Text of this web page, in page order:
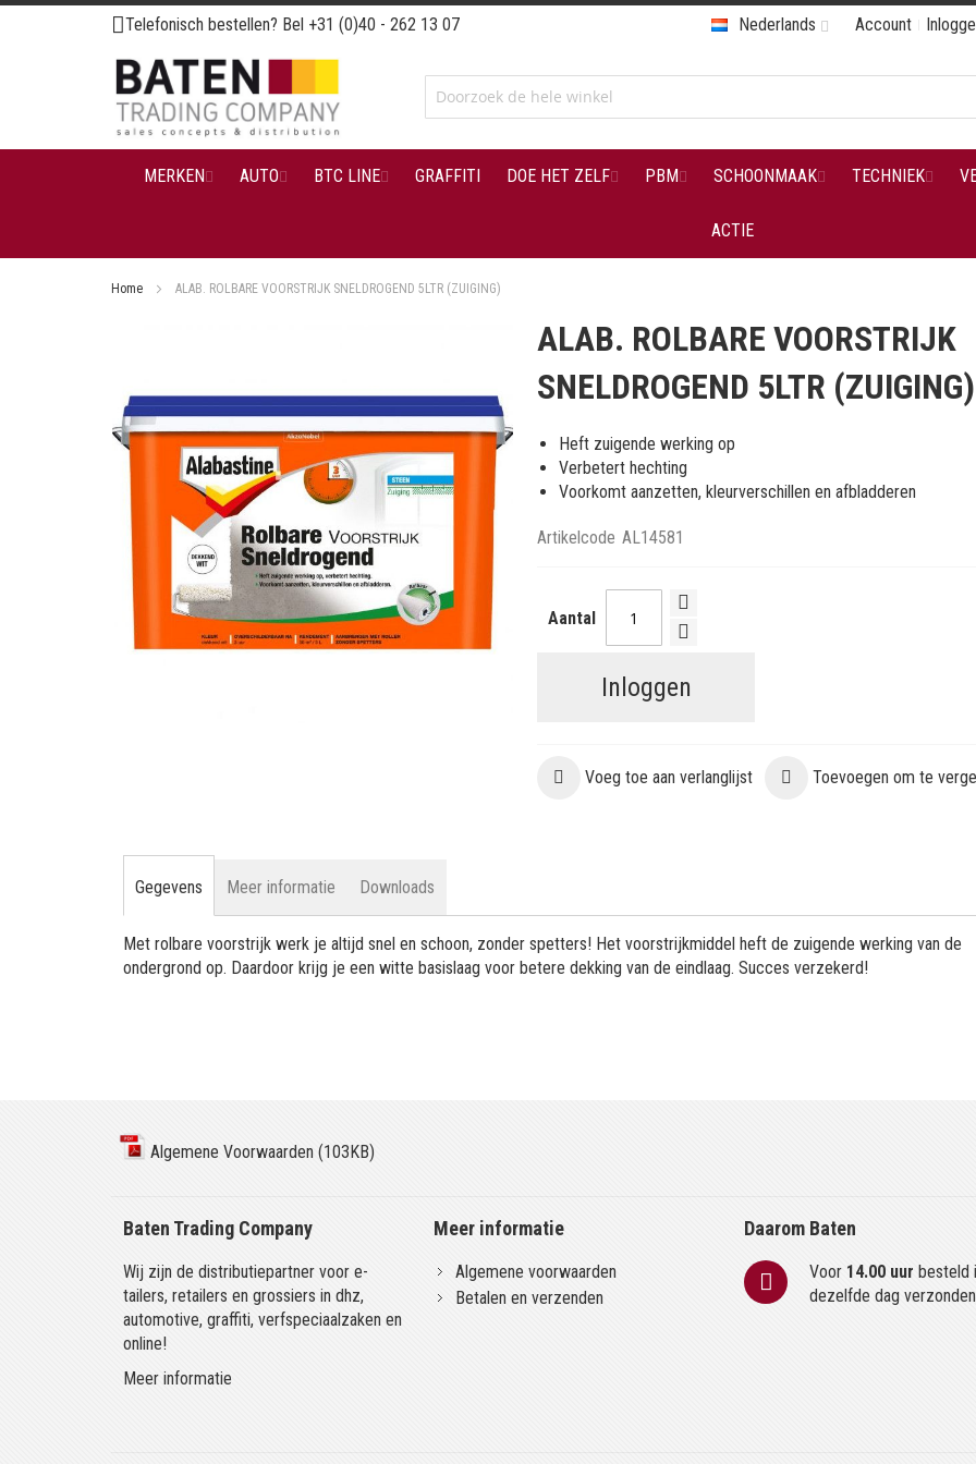
Ga
naar
de
inhoud
Telefonisch bestellen? Bel +31 (0)40 - 262 13 07 Account
Nederlands
MERKEN AUTO BTC LINE GRAFFITI DOE HET ZELF PBM SCHOONMAAK TECHNIEK
ACTIE
Home ALAB. ROLBARE VOORSTRIJK SNELDROGEND 5LTR (ZUIGING)
einde
van
de
afbeeldingen-
gallerij
de
afbeeldingen-
ALAB. ROLBARE VOORSTRIJK
SNELDROGEND 5LTR (ZUIGING)
Heft zuigende werking op
Verbetert hechting
Voorkomt aanzetten, kleurverschillen en afbladderen
Artikelcode AL14581
Aantal
Inloggen
Voeg toe aan verlanglijst Toevoegen om te
Gegevens
Met rolbare voorstrijk werk je altijd snel en schoon, zonder spetters! Het voorstrijkmiddel heft de zuigende werking van de
ondergrond op. Daardoor krijg je een witte basislaag voor betere dekking van de eindlaag. Succes verzekerd!
Meer informatie Downloads
Algemene Voorwaarden (103KB)
Baten Trading Company
Wij zijn de distributiepartner voor e-
tailers, retailers en grossiers in dhz,
automotive, graffiti, verfspeciaalzaken en
online!
Meer informatie
Meer informatie
Algemene voorwaarden
Betalen en verzenden
Daarom Baten
Voor 14.00 uur besteld
dezelfde dag verzonden